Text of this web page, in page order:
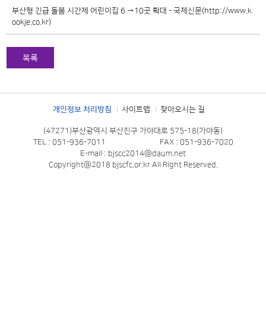
부산형 긴급 돌봄 시간제 어린이집 6 →10곳 확대 - 국제신문(http://www.k
ookje.co.kr)
목록
개인정보 처리방침 사이트맵 찾아오시는 길
(47271)부산광역시 부산진구 가야대로 575-18(가야동)
TEL : 051-936-7011
FAX : 051-936-7020
E-mail : bjscc2014@daum.net
Copyright@2018 bjscfc.or.kr All Right Reserved.